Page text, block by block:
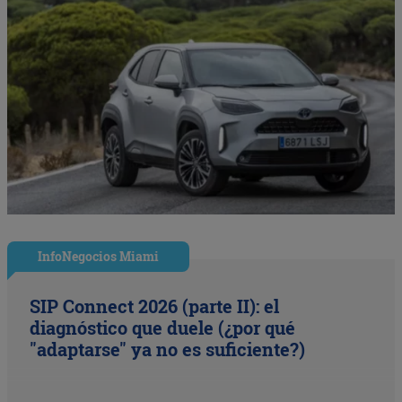
InfoNegocios Miami
SIP Connect 2026 (parte II): el
diagnóstico que duele (¿por qué
"adaptarse" ya no es suficiente?)